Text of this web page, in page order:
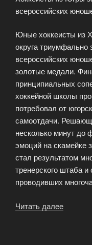
всероссийских
Юные хоккеисты из
округа
всероссийских
золотые медали.
принципиальных
хоккейной школы
потребовал от
самоотдачи.
несколько минут до
эмоций на скамейке
стал результатом
тренерского штаба
проводивших
Читать далее